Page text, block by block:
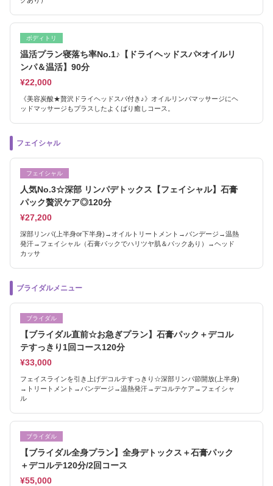
ボディトリ
温活プラン寝落ち率No.1♪【ドライヘッドスパ×オイルリ
ンパ＆温活】90分
¥22,000
《美容炭酸★贅沢ドライヘッドスパ付き♪》オイルリンパマッサージにヘ
ッドマッサージもプラスしたよくばり癒しコース。
フェイシャル
フェイシャル
人気No.3☆深部 リンパデトックス【フェイシャル】石膏
パック贅沢ケア◎120分
¥27,200
深部リンパ(上半身or下半身)→オイルトリートメント→バンデージ→温熱
発汗→フェイシャル（石膏パックでハリツヤ肌＆パックあり）→ヘッド
カッサ
ブライダルメニュー
ブライダル
【ブライダル直前☆お急ぎプラン】石膏パック＋デコル
テすっきり1回コース120分
¥33,000
フェイスラインを引き上げデコルテすっきり☆深部リンパ節開放(上半身)
→トリートメント→バンデージ→温熱発汗→デコルテケア→フェイシャ
ル
ブライダル
【ブライダル全身プラン】全身デトックス＋石膏パック
＋デコルテ120分/2回コース
¥55,000